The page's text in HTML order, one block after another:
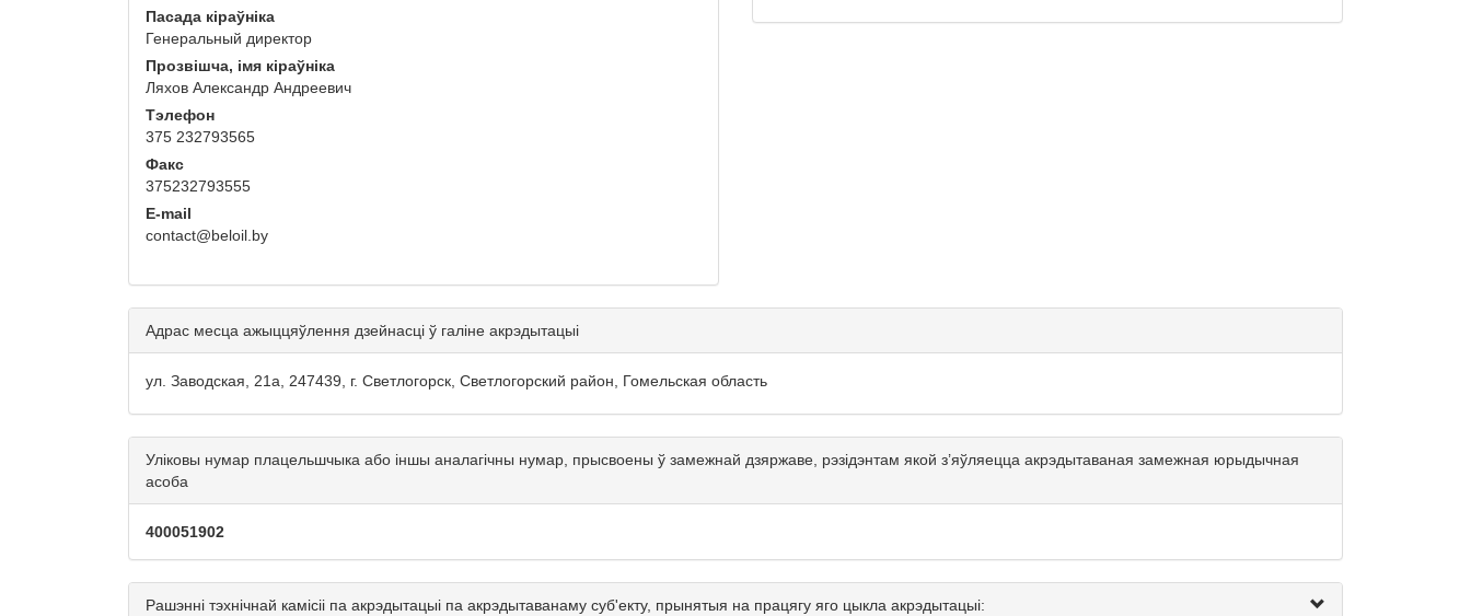
Пасада кіраўніка
Генеральный директор
Прозвішча, імя кіраўніка
Ляхов Александр Андреевич
Тэлефон
375 232793565
Факс
375232793555
E-mail
contact@beloil.by
Адрас месца ажыццяўлення дзейнасці ў галіне акрэдытацыі
ул. Заводская, 21а, 247439, г. Светлогорск, Светлогорский район, Гомельская область
Уліковы нумар плацельшчыка або іншы аналагічны нумар, прысвоены ў замежнай дзяржаве, рэзідэнтам якой з’яўляецца акрэдытаваная замежная юрыдычная
асоба
400051902
Рашэнні тэхнічнай камісіі па акрэдытацыі па акрэдытаванаму суб'екту, прынятыя на працягу яго цыкла акрэдытацыі: